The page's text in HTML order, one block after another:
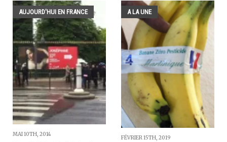
AUJOURD'HUI EN FRANCE
MAI 10TH, 2014
A LA UNE
FÉVRIER 15TH, 2019